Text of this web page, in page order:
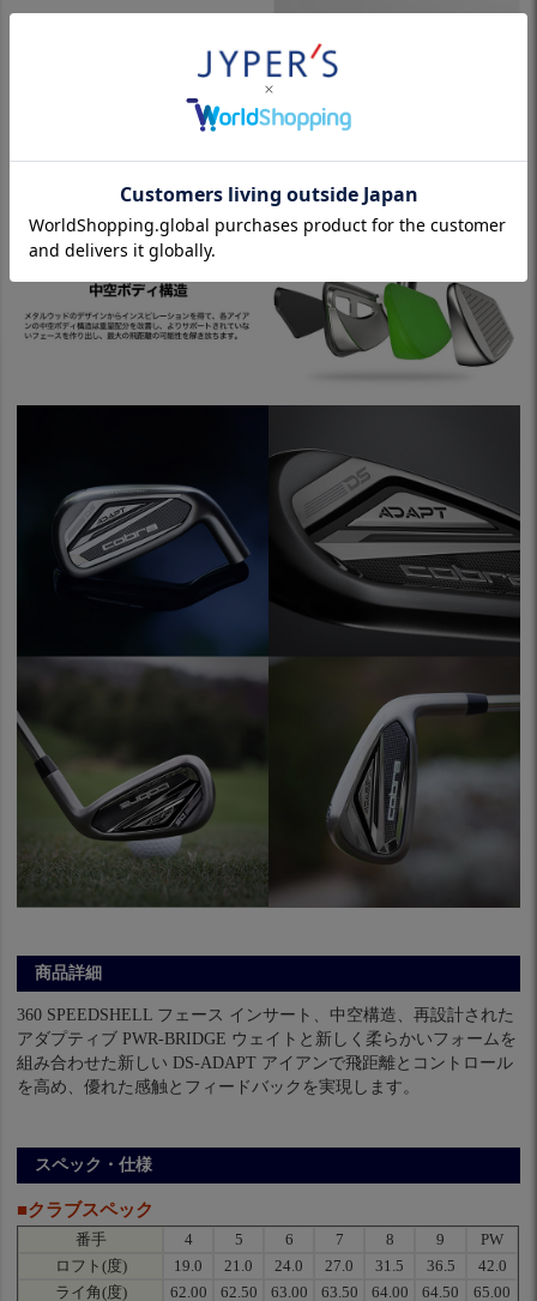
商品詳細
360 SPEEDSHELL フェース インサート、中空構造、再設計された
アダプティブ PWR-BRIDGE ウェイトと新しく柔らかいフォームを
組み合わせた新しい DS-ADAPT アイアンで飛距離とコントロール
を高め、優れた感触とフィードバックを実現します。
スペック・仕様
■クラブスペック
番手 4 5 6 7 8 9
PW
ロフト(度)
19.0 21.0 24.0 27.0 31.5 36.5
42.0
ライ角(度)
62.00 62.50 63.00 63.50 64.00 64.50 65.00